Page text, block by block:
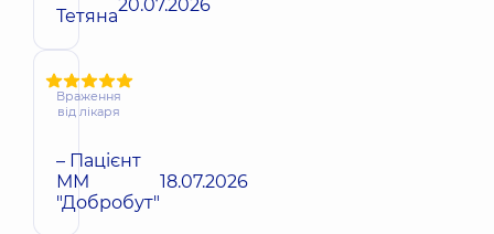
Тетяна20.07.2026
Враження
від лікаря
– Пацієнт
ММ
"Добробут"
18.07.2026